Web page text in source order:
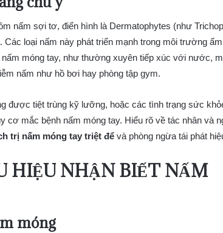
nấm sợi tơ, điển hình là Dermatophytes (như
Các loại nấm này phát triển mạnh trong môi trường
móng tay, như thường xuyên tiếp xúc với nước,
nấm như hồ bơi hay phòng tập gym.
được tiệt trùng kỹ lưỡng, hoặc các tình trạng sức
cơ mắc bệnh nấm móng tay. Hiểu rõ về tác nhân và
trị nấm móng tay triệt để và phòng ngừa tái phát
HIỆU NHẬN BIẾT NẤM
móng